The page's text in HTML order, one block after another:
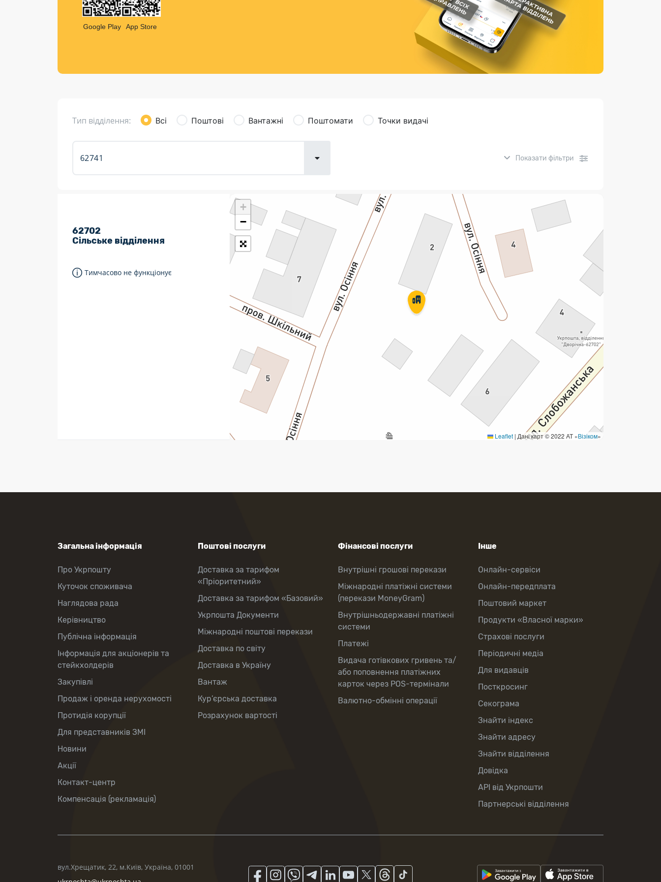
Листи та листівки
Кур’єрська доставка
Страхові послуги
Каталог «Укрпошта Маркет»
Google Play App Store
Тип відділення: Всі Поштові Вантажні Поштомати Точки видачі
Показати фільтри
7 днів на тиждень
Працюють у вихідні
Поштові послуги:
Укрпошта Експрес/тариф
«Пріоритетний»
Укрпошта Стандарт/тариф «Базовий»
Доставка за межі України
Прийом вантажів
Фінансові послуги:
Термінові перекази
Перекази
Комунальні та інші платежі
62702
Сільське відділення
Тимчасово не функціонує
+
−
Leaflet | Дані карт © 2022 АТ «Візіком»
Загальна інформація
Про Укрпошту
Куточок споживача
Наглядова рада
Керівництво
Публічна інформація
Інформація для акціонерів та
стейкхолдерів
Закупівлі
Продаж і оренда нерухомості
Протидія корупції
Для представників ЗМІ
Новини
Акції
Контакт-центр
Компенсація (рекламація)
Поштові послуги
Доставка за тарифом
«Пріоритетний»
Доставка за тарифом «Базовий»
Укрпошта Документи
Міжнародні поштові перекази
Доставка по світу
Доставка в Україну
Вантаж
Кур’єрська доставка
Розрахунок вартості
Фінансові послуги
Внутрішні грошові перекази
Міжнародні платіжні системи
(перекази MoneyGram)
Внутрішньодержавні платіжні
системи
Платежі
Видача готівкових гривень та/
або поповнення платіжних
карток через POS-термінали
Валютно-обмінні операції
Інше
Онлайн-сервіси
Онлайн-передплата
Поштовий маркет
Продукти «Власної марки»
Страхові послуги
Періодичні медіа
Для видавців
Посткросинг
Секограма
Знайти індекс
Знайти адресу
Знайти відділення
Довідка
API від Укрпошти
Партнерські відділення
вул.Хрещатик, 22, м.Київ, Україна, 01001